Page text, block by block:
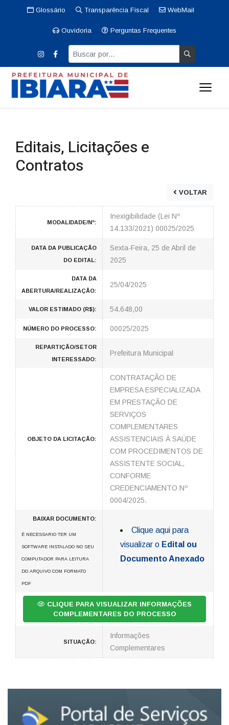
Glossário Transparência Fiscal WebMail
Ouvidoria Perguntas Frequentes
Editais, Licitações e
Contratos
VOLTAR
MODALIDADE/Nº:
Inexigibilidade (Lei Nº
14.133/2021) 00025/2025
DATA DA PUBLICAÇÃO
DO EDITAL:
Sexta-Feira, 25 de Abril de
2025
DATA DA
ABERTURA/REALIZAÇÃO:
25/04/2025
VALOR ESTIMADO (R$): 54.648,00
NÚMERO DO PROCESSO: 00025/2025
REPARTIÇÃO/SETOR
INTERESSADO:
Prefeitura Municipal
OBJETO DA LICITAÇÃO:
CONTRATAÇÃO DE
EMPRESA ESPECIALIZADA
EM PRESTAÇÃO DE
SERVIÇOS
COMPLEMENTARES
ASSISTENCIAIS À SAÚDE
COM PROCEDIMENTOS DE
ASSISTENTE SOCIAL,
CONFORME
CREDENCIAMENTO Nº
0004/2025.
BAIXAR DOCUMENTO:
É NECESSARIO TER UM
SOFTWARE INSTALADO NO SEU
COMPUTADOR PARA LEITURA
DO ARQUIVO COM FORMATO
PDF
Clique aqui para
visualizar o Edital ou
Documento Anexado
CLIQUE PARA VISUALIZAR INFORMAÇÕES
COMPLEMENTARES DO PROCESSO
SITUAÇÃO:
Informações
Complementares